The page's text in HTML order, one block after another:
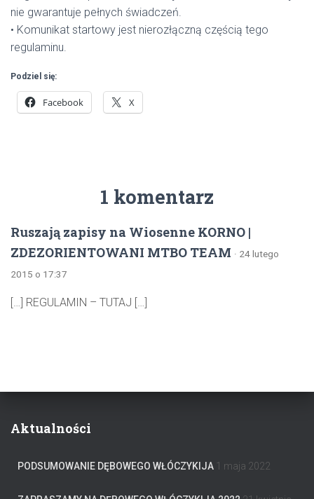
nie gwarantuje pełnych świadczeń.
• Komunikat startowy jest nierozłączną częścią tego
regulaminu.
Podziel się:
Facebook X
1 komentarz
Ruszają zapisy na Wiosenne KORNO |
ZDEZORIENTOWANI MTBO TEAM · 24 lutego
2015 o 17:37
[…] REGULAMIN – TUTAJ […]
Aktualności
PODSUMOWANIE DĘBOWEGO WŁÓCZYKIJA 1 maja 2022